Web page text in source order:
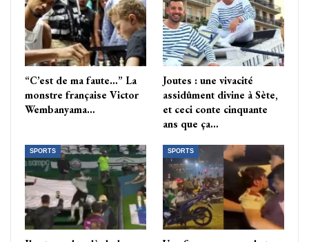
“C’est de ma faute…” La
monstre française Victor
Wembanyama…
Joutes : une vivacité
assidûment divine à Sète,
et ceci conte cinquante
ans que ça…
SPORTS SPORTS